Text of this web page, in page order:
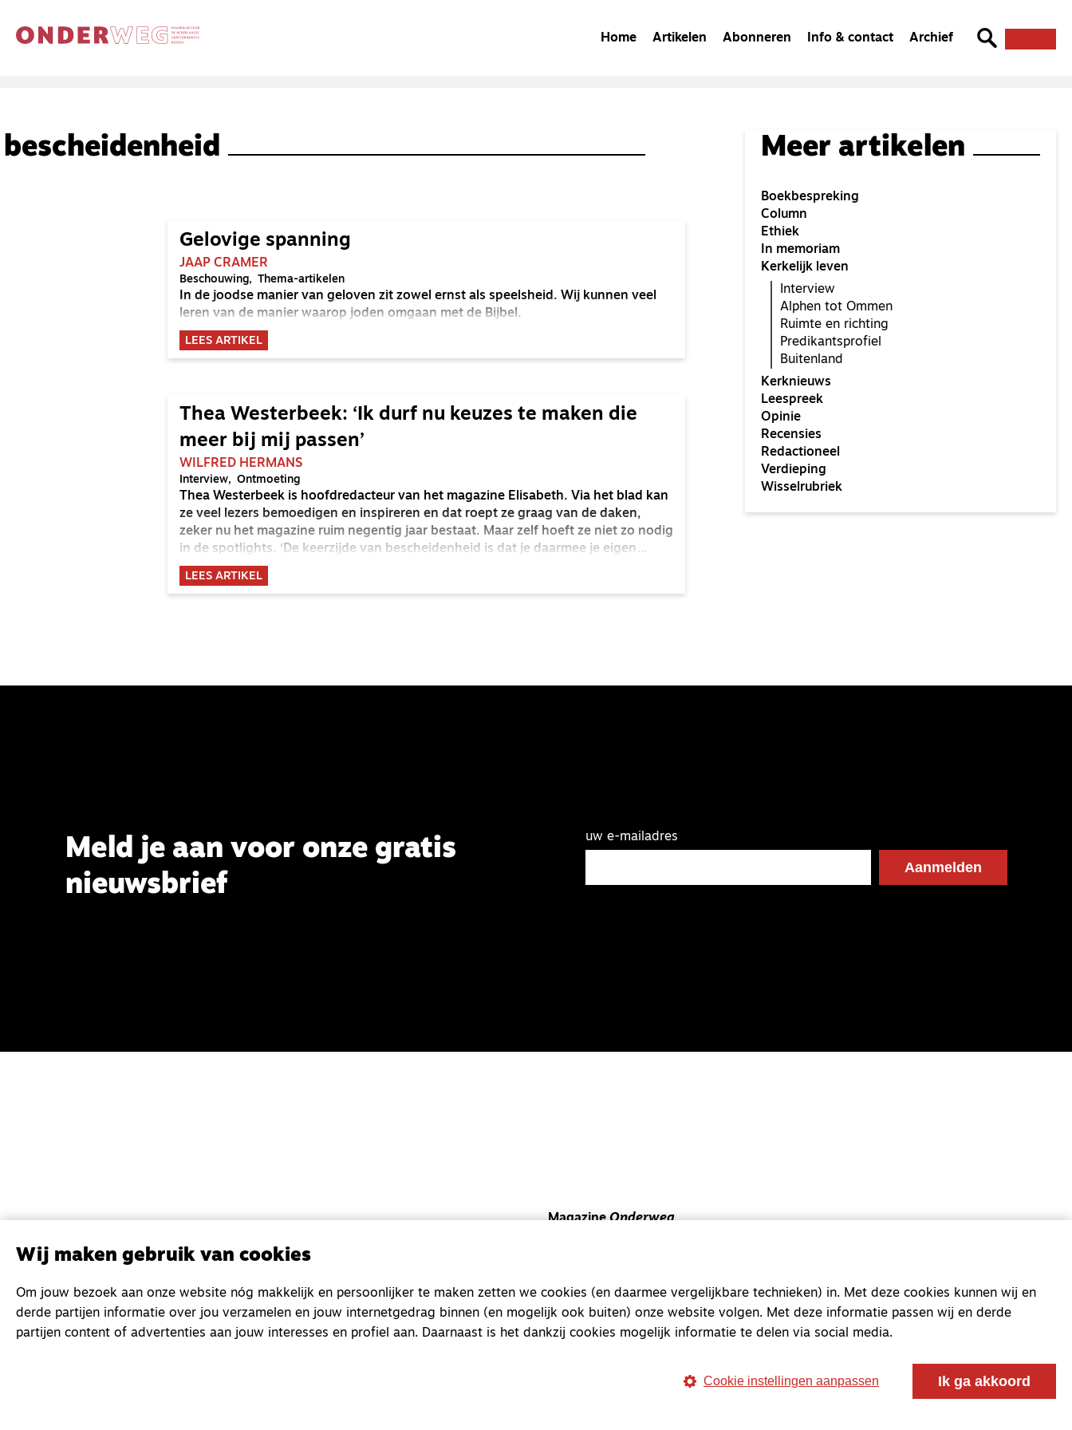
Home Artikelen Abonneren Info & contact Archief
bescheidenheid
Gelovige spanning
JAAP CRAMER
Beschouwing Thema-artikelen
In de joodse manier van geloven zit zowel ernst als speelsheid. Wij kunnen veel
leren van de manier waarop joden omgaan met de Bijbel.
LEES ARTIKEL
Thea Westerbeek: ‘Ik durf nu keuzes te maken die
meer bij mij passen’
WILFRED HERMANS
Interview Ontmoeting
Thea Westerbeek is hoofdredacteur van het magazine Elisabeth. Via het blad kan
ze veel lezers bemoedigen en inspireren en dat roept ze graag van de daken,
zeker nu het magazine ruim negentig jaar bestaat. Maar zelf hoeft ze niet zo nodig
in de spotlights. ‘De keerzijde van bescheidenheid is dat je daarmee je eigen
talenten begraaft.’
LEES ARTIKEL
Meer artikelen
Boekbespreking
Column
Ethiek
In memoriam
Kerkelijk leven
Interview
Alphen tot Ommen
Ruimte en richting
Predikantsprofiel
Buitenland
Kerknieuws
Leespreek
Opinie
Recensies
Redactioneel
Verdieping
Wisselrubriek
Meld je aan voor onze gratis
nieuwsbrief
uw e-mailadres
MagazineOnderweg
MagazineOnderweg
Kvk-nummer 33277063
info@onderwegonline.nl
Wij maken gebruik van cookies
Om jouw bezoek aan onze website nóg makkelijk en persoonlijker te maken zetten we cookies (en daarmee vergelijkbare technieken) in. Met deze cookies kunnen wij en
derde partijen informatie over jou verzamelen en jouw internetgedrag binnen (en mogelijk ook buiten) onze website volgen. Met deze informatie passen wij en derde
partijen content of advertenties aan jouw interesses en profiel aan. Daarnaast is het dankzij cookies mogelijk informatie te delen via social media.
Cookie instellingen aanpassen Ik ga akkoord